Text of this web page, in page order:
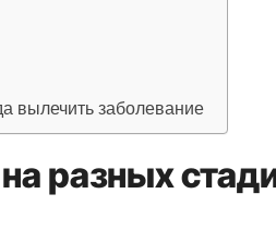
вылечить заболевание
разных